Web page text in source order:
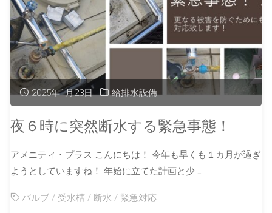
2025年1月23日 給排水設備
夜６時に突然断水する緊急事態！
アメニティ・プラス こんにちは！ 今年も早くも１カ月が過ぎ
ようとしていますね！ 年始に立てた計画と少 …
バルブ / 受水槽 / 断水 / 緊急対応